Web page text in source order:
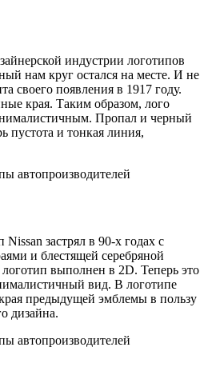
индустрии логотипов
нам круг остался на месте. И не
своего появления в 1917 году.
края. Таким образом, лого
Пропал и черный
пустота и тонкая линия,
застрял в 90-х годах с
и блестящей серебряной
выполнен в 2D. Теперь это
вид. В логотипе
предыдущей эмблемы в пользу
дизайна.